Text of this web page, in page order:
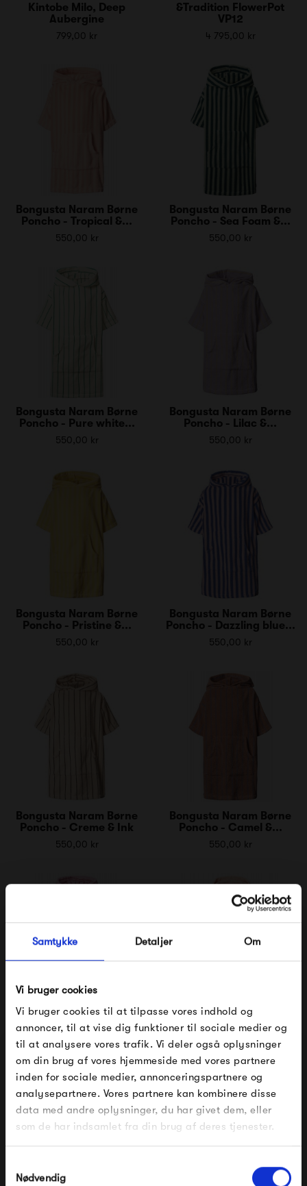
Samtykke Detaljer Om
Vi bruger cookies
Vi bruger cookies til at tilpasse vores indhold og
annoncer, til at vise dig funktioner til sociale medier og
til at analysere vores trafik. Vi deler også oplysninger
om din brug af vores hjemmeside med vores partnere
inden for sociale medier, annonceringspartnere og
analysepartnere. Vores partnere kan kombinere disse
data med andre oplysninger, du har givet dem, eller
som de har indsamlet fra din brug af deres tjenester.
Nødvendig
Kintobe Milo, Deep
Aubergine
799,00 kr
&Tradition FlowerPot
VP12
4 795,00 kr
Bongusta Naram Børne
Poncho - Tropical &...
550,00 kr
Bongusta Naram Børne
Poncho - Sea Foam &...
550,00 kr
Bongusta Naram Børne
Poncho - Pure white...
550,00 kr
Bongusta Naram Børne
Poncho - Lilac &...
550,00 kr
Bongusta Naram Børne
Poncho - Pristine &...
550,00 kr
Bongusta Naram Børne
Poncho - Dazzling blue...
550,00 kr
Bongusta Naram Børne
Poncho - Creme & Ink
550,00 kr
Bongusta Naram Børne
Poncho - Camel &...
550,00 kr
Bongusta Naram Børne
Poncho - Baby Pink &...
550,00 kr
Bongusta Naram
Børnebadekåbe -
Tropical &...
600,00 kr
FÅ 10% PÅ DIN NÆSTE ORDRE
Indtast din e-mail, så sender vi rabatkoden til dig på
mail. Minimumsbeløb er 499 kr. for at indløse
rabatten.
Gælder ikke på produkter fra Fermob, File Under